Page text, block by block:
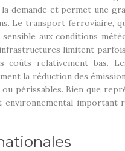
demande et permet une
Le transport ferroviaire,
aux conditions
limitent
coûts relativement bas.
la réduction des
périssables. Bien que
environnemental